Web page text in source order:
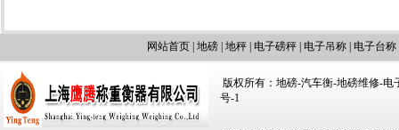
网站首页 地磅 地秤 电子磅秤 电子吊称 电子台称
版权所有：地磅-汽车衡-地磅维修-电
号-1